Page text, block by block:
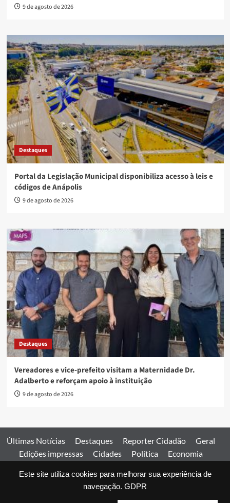
Este site utiliza cookies para melhorar sua experiência de
navegação. GDPR
9 de agosto de 2026
Destaques
Portal da Legislação Municipal disponibiliza acesso à leis e
códigos de Anápolis
9 de agosto de 2026
Destaques
Vereadores e vice-prefeito visitam a Maternidade Dr.
Adalberto e reforçam apoio à instituição
9 de agosto de 2026
Últimas Notícias Destaques Reporter Cidadão
Geral
Edições impressas
Cidades Política
Economia
Comercial
Edições impressas Expediente Home